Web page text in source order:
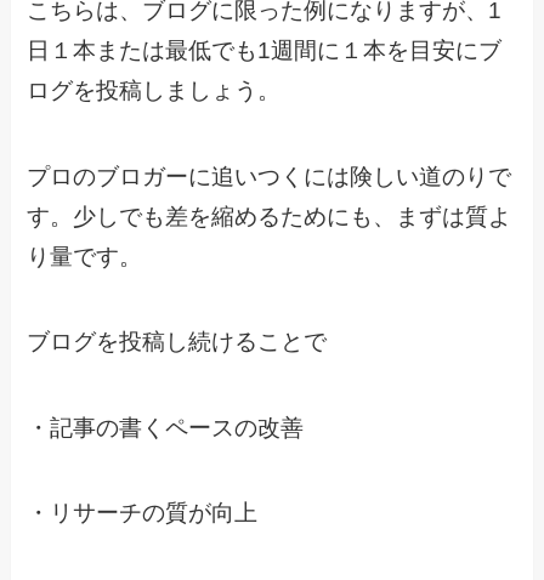
こちらは、ブログに限った例になりますが、1
日１本または最低でも1週間に１本を目安にブ
ログを投稿しましょう。
プロのブロガーに追いつくには険しい道のりで
す。少しでも差を縮めるためにも、まずは質よ
り量です。
ブログを投稿し続けることで
・記事の書くペースの改善
・リサーチの質が向上